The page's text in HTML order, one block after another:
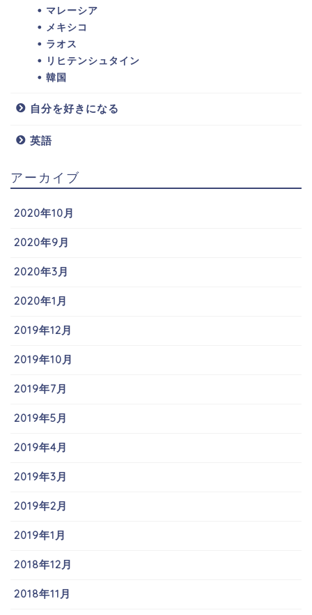
マレーシア
メキシコ
ラオス
リヒテンシュタイン
韓国
自分を好きになる
英語
アーカイブ
2020年10月
2020年9月
2020年3月
2020年1月
2019年12月
2019年10月
2019年7月
2019年5月
2019年4月
2019年3月
2019年2月
2019年1月
2018年12月
2018年11月